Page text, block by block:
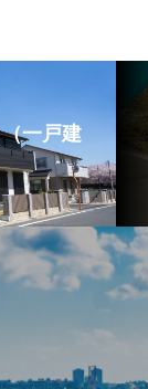
一戸建